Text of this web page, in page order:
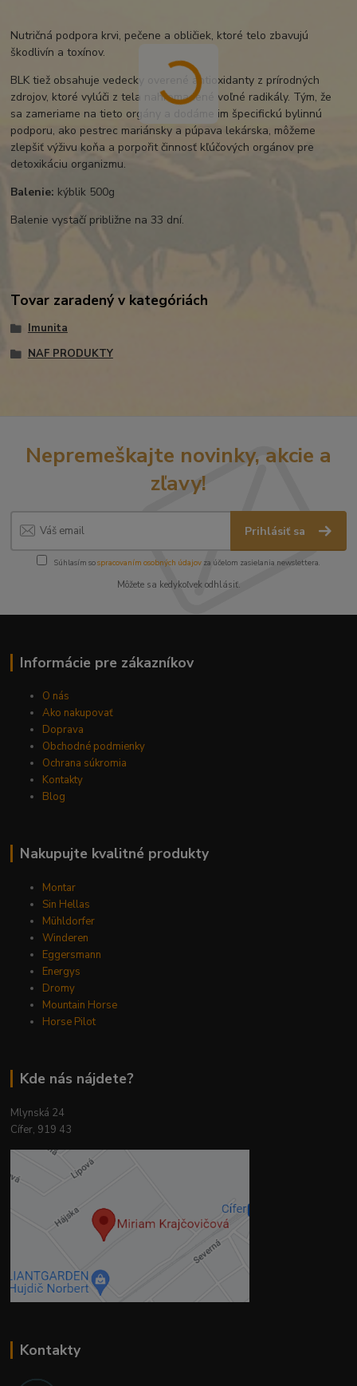
Nutričná podpora krvi, pečene a obličiek, ktoré telo zbavujú
škodlivín a toxínov.
BLK tiež obsahuje vedecky overené antioxidanty z prírodných
zdrojov, ktoré vylúči z tela nahromadené voľné radikály. Tým, že
sa zameriame na tieto orgány a dodáme im špecifickú bylinnú
podporu, ako pestrec mariánsky a púpava lekárska, môžeme
zlepšiť výživu koňa a porpořit činnosť kľúčových orgánov pre
detoxikáciu organizmu.
Balenie: kýblik 500g
Balenie vystačí približne na 33 dní.
Tovar zaradený v kategóriách
Imunita
NAF PRODUKTY
Nepremeškajte novinky, akcie a
zľavy!
Prihlásiť sa
Súhlasím sospracovaním osobných údajov za účelom zasielania newslettera.
Môžete sa kedykoľvek odhlásiť.
Informácie pre zákazníkov
O nás
Ako nakupovať
Doprava
Obchodné podmienky
Ochrana súkromia
Kontakty
Blog
Nakupujte kvalitné produkty
Montar
Sin Hellas
Mühldorfer
Winderen
Eggersmann
Energys
Dromy
Mountain Horse
Horse Pilot
Kde nás nájdete?
Mlynská 24
Cífer, 919 43
Kontakty